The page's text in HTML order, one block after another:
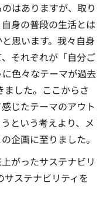
はありますが、取り
身の普段の生活とは
思います。我々自身
それぞれが「自分ご
色々なテーマが過去
した。ここからさ
じたテーマのアウト
という考えより、メ
企画に至りました。
がったサステナビリ
ステナビリティを